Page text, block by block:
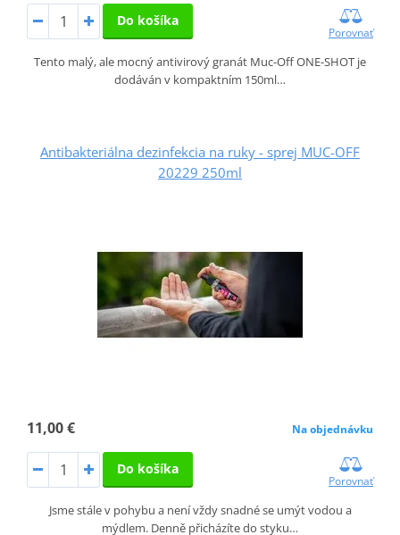
Do košíka
Porovnať
Tento malý, ale mocný antivirový granát Muc-Off ONE-SHOT je
dodáván v kompaktním 150ml…
Antibakteriálna dezinfekcia na ruky - sprej MUC-OFF
20229 250ml
11,00 € Na objednávku
Do košíka
Porovnať
Jsme stále v pohybu a není vždy snadné se umýt vodou a
mýdlem. Denně přicházíte do styku…